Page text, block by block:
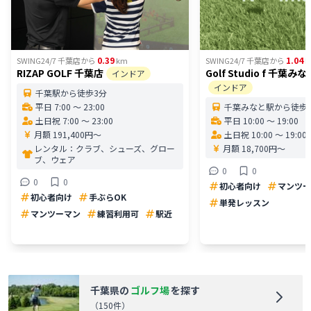
SWING24/7 千葉店から 0.39km
RIZAP GOLF 千葉店
インドア
千葉駅から徒歩3分
平日 7:00 〜 23:00
土日祝 7:00 〜 23:00
月額 191,400円〜
レンタル： クラブ、シューズ、グロー
ブ、ウェア
0
0
初心者向け
手ぶらOK
マンツーマン
練習利用可 駅近
SWING24/7 千葉店から 1.04
Golf Studio f 千葉みな
インドア
千葉みなと駅から徒歩
平日 10:00 〜 19:00
土日祝 10:00 〜 19:00
月額 18,700円〜
0
0
初心者向け
マンツ
単発レッスン
千葉県の ゴルフ場を探す
（150件）